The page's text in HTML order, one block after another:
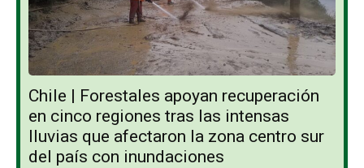
Chile | Forestales apoyan recuperación
en cinco regiones tras las intensas
lluvias que afectaron la zona centro sur
del país con inundaciones